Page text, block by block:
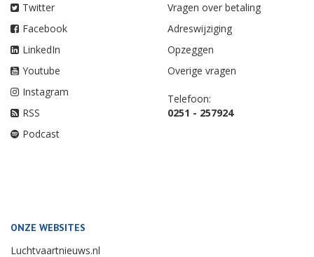
Twitter
Facebook
LinkedIn
Youtube
Instagram
RSS
Podcast
Vragen over betaling
Adreswijziging
Opzeggen
Overige vragen
Telefoon:
0251 - 257924
ONZE WEBSITES
Luchtvaartnieuws.nl